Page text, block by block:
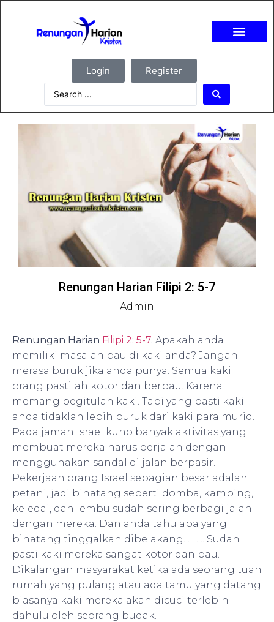
Login Register
Renungan Harian Filipi 2: 5-7
Admin
Renungan Harian Filipi 2: 5-7. Apakah anda
memiliki masalah bau di kaki anda? Jangan
merasa buruk jika anda punya. Semua kaki
orang pastilah kotor dan berbau. Karena
memang begitulah kaki. Tapi yang pasti kaki
anda tidaklah lebih buruk dari kaki para murid.
Pada jaman Israel kuno banyak aktivitas yang
membuat mereka harus berjalan dengan
menggunakan sandal di jalan berpasir.
Pekerjaan orang Israel sebagian besar adalah
petani, jadi binatang seperti domba, kambing,
keledai, dan lembu sudah sering berbagi jalan
dengan mereka. Dan anda tahu apa yang
binatang tinggalkan dibelakang. . . . .. Sudah
pasti kaki mereka sangat kotor dan bau.
Dikalangan masyarakat ketika ada seorang tuan
rumah yang pulang atau ada tamu yang datang
biasanya kaki mereka akan dicuci terlebih
dahulu oleh seorang budak.